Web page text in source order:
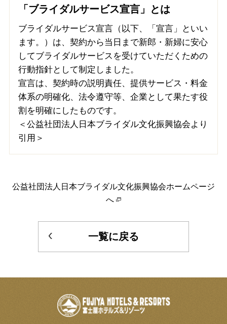
「ブライダルサービス宣言」とは
ブライダルサービス宣言（以下、「宣言」といい
ます。）は、契約から当日まで新郎・新婦に安心
してブライダルサービスを受けていただくための
行動指針として制定しました。
宣言は、契約時の説明責任、提供サービス・料金
体系の明確化、法令遵守等、企業として果たす役
割を明確にしたものです。
＜公益社団法人日本ブライダル文化振興協会より
引用＞
公益社団法人日本ブライダル文化振興協会ホームページ
へ
一覧に戻る